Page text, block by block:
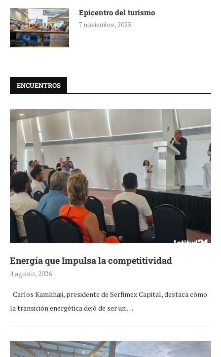
Epicentro del turismo
7 noviembre, 2025
ENCUENTROS
Energía que Impulsa la competitividad
4 agosto, 2026
Carlos Kamkhaji, presidente de Serfimex Capital, destaca cómo
la transición energética dejó de ser un …